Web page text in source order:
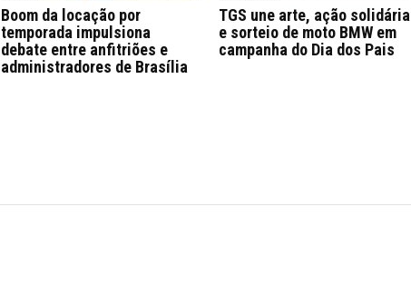
Boom da locação por
temporada impulsiona
debate entre anfitriões e
administradores de Brasília
TGS une arte, ação solidária
e sorteio de moto BMW em
campanha do Dia dos Pais